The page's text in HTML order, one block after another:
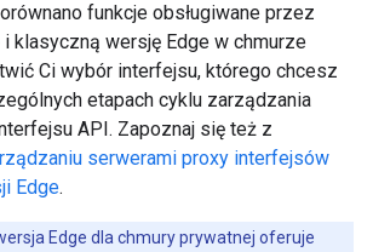
funkcje obsługiwane przez
klasyczną wersję Edge w chmurze
Ci wybór interfejsu, którego chcesz
etapach cyklu zarządzania
API. Zapoznaj się też z
serwerami proxy interfejsów
Edge.
Edge dla chmury prywatnej oferuje